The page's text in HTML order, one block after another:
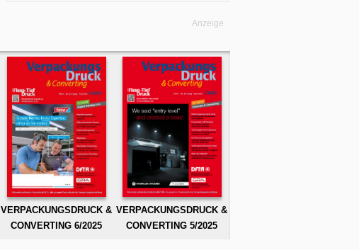
Anzeige
VERPACKUNGSDRUCK &
CONVERTING 6/2025
VERPACKUNGSDRUCK &
CONVERTING 5/2025